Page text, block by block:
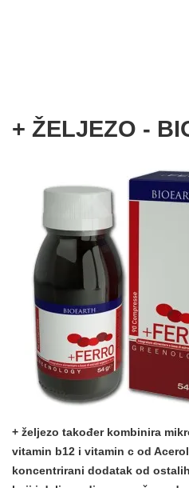
+ ŽELJEZO -
+ željezo također kombinira
vitamin b12 i vitamin c od
koncentrirani dodatak od